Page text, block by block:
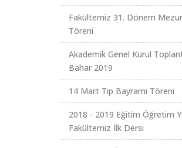
Fakültemiz 31. Dönem
Töreni
Akademik Genel Kurul
Bahar 2019
14 Mart Tıp Bayramı Töreni
2018 - 2019 Eğitim Öğretim
Fakültemiz İlk Dersi